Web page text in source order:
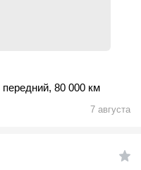
передний, 80 000 км
7 августа